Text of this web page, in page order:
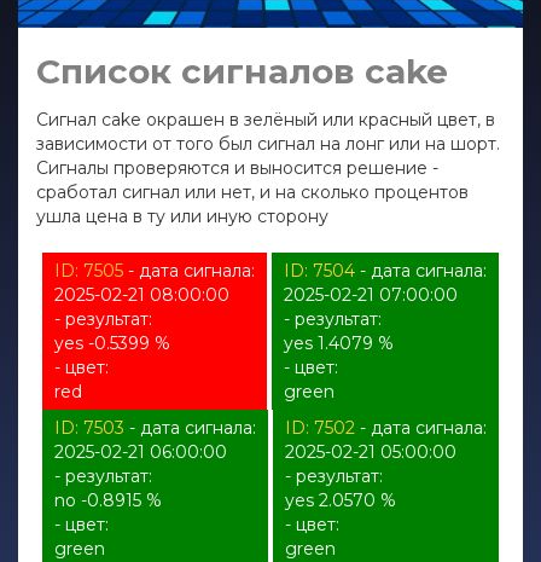
Список сигналов cake
Сигнал cake окрашен в зелёный или красный цвет, в
зависимости от того был сигнал на лонг или на шорт.
Сигналы проверяются и выносится решение -
сработал сигнал или нет, и на сколько процентов
ушла цена в ту или иную сторону
ID: 7505- дата сигнала:
2025-02-21 08:00:00
- результат:
yes -0.5399 %
- цвет:
red
ID: 7504 - дата сигнала:
2025-02-21 07:00:00
- результат:
yes 1.4079 %
- цвет:
green
ID: 7503 - дата сигнала:
2025-02-21 06:00:00
- результат:
no -0.8915 %
- цвет:
green
ID: 7502 - дата сигнала:
2025-02-21 05:00:00
- результат:
yes 2.0570 %
- цвет:
green